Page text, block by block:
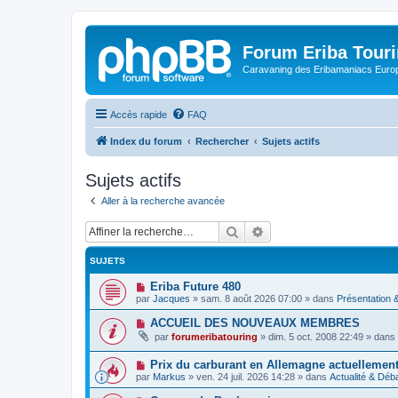
Forum Eriba
Caravaning des Eribamaniacs
Accès rapide FAQ
Index du forum Rechercher Sujets actifs
Sujets actifs
Aller à la recherche avancée
Rechercher
SUJETS
N
o
u
e
a
m
e
s
s
Eriba Future 480
par Jacques » sam. 8 août 2026 07:00 » dans Présentation
N
u
v
e
a
m
ACCUEIL DES NOUVEAUX MEMBRES
par forumeribatouring » dim. 5 oct. 2008 22:49 » dans
N
o
u
Prix ​​du carburant en Allemagne actuellement
par Markus » ven. 24 juil. 2026 14:28 » dans Actualité &